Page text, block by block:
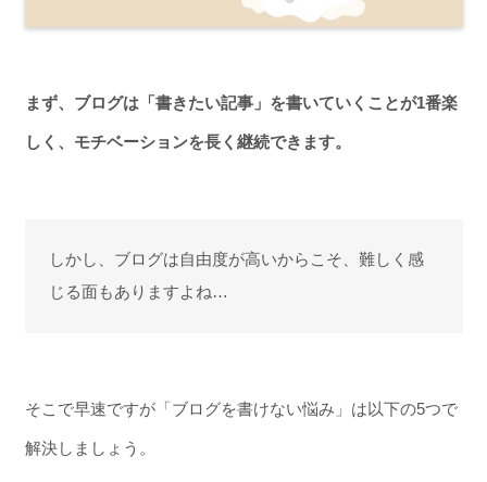
まず、ブログは「書きたい記事」を書いていくことが1番楽
しく、モチベーションを長く継続できます。
しかし、ブログは自由度が高いからこそ、難しく感
じる面もありますよね…
そこで早速ですが「ブログを書けない悩み」は以下の5つで
解決しましょう。